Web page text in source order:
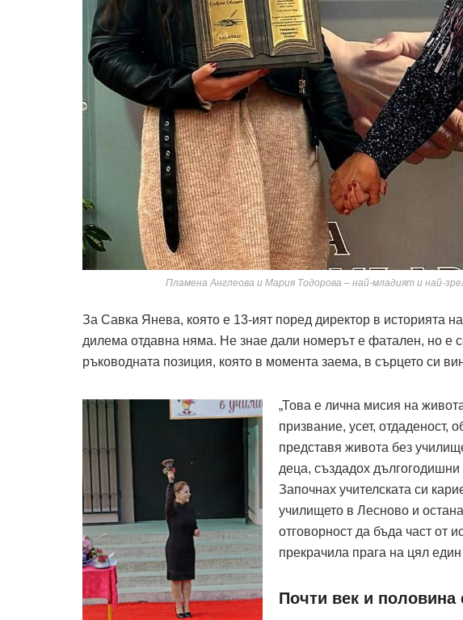
Пламена Англеова и Мария Тодорова – най-младият и най-
За Савка Янева, която е 13-ият поред директор в историята
дилема отдавна няма. Не знае дали номерът е фатален, но е
ръководната позиция, която в момента заема, в сърцето си
„Това е лична мисия на
призвание, усет, отдаденост,
представя живота без
деца, създадох
Започнах учителската си
училището в Лесново и
отговорност да бъда част от
прекрачила прага на цял един
Почти век и половина